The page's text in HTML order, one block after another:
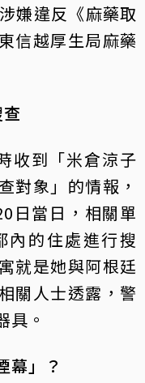
嫌違反《麻藥取
信越厚生局麻藥
收到「米倉涼子
對象」的情報，
日當日，相關單
內的住處進行搜
就是她與阿根廷
關人士透露，警
具。
」？